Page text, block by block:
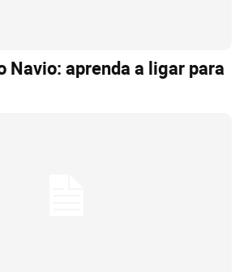
Navio: aprenda a ligar para